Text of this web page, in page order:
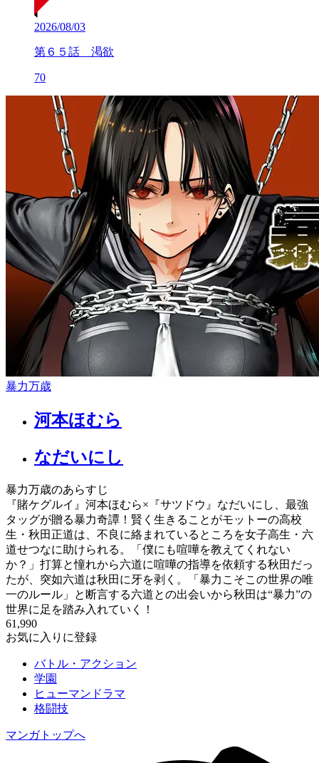
2026/08/03
第６５話 渇欲
70
暴力万歳
河本ほむら
なだいにし
暴力万歳のあらすじ
『賭ケグルイ』河本ほむら×『サツドウ』なだいにし、最強
タッグが贈る暴力奇譚！賢く生きることがモットーの高校
生・秋田正道は、不良に絡まれているところを女子高生・六
道せつなに助けられる。「僕にも喧嘩を教えてくれない
か？」打算と憧れから六道に喧嘩の指導を依頼する秋田だっ
たが、突如六道は秋田に牙を剥く。「暴力こそこの世界の唯
一のルール」と断言する六道との出会いから秋田は“暴力”の
世界に足を踏み入れていく！
61,990
お気に入りに登録
バトル・アクション
学園
ヒューマンドラマ
格闘技
マンガトップへ